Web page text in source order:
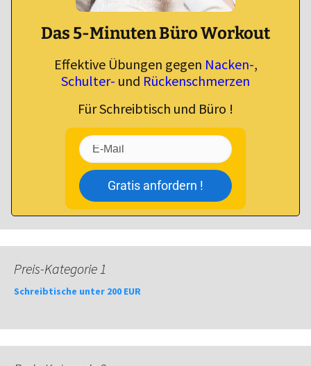
Das 5-Minuten Büro Workout
Effektive Übungen gegen Nacken-,
Schulter- und Rückenschmerzen
Für Schreibtisch und Büro !
Gratis anfordern !
Preis-Kategorie 1
Schreibtische unter 200 EUR